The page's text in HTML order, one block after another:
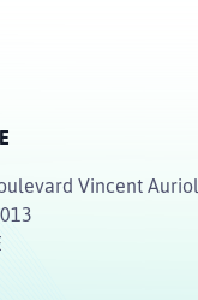
Vincent Auriol